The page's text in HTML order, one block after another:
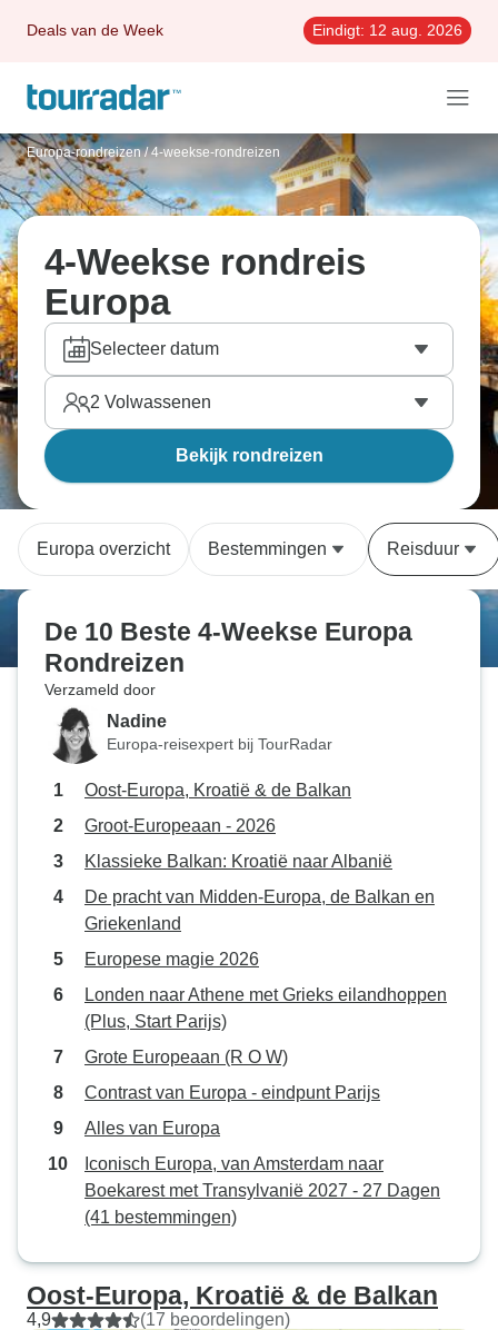
Deals van de Week Eindigt: 12 aug. 2026
Europa-rondreizen / 4-weekse-rondreizen
4-Weekse rondreis
Europa
Selecteer datum
2 Volwassenen
Bekijk rondreizen
Europa overzicht Bestemmingen Reisduur
De 10 Beste 4-Weekse Europa
Rondreizen
Verzameld door
Nadine
Europa-reisexpert bij TourRadar
Oost-Europa, Kroatië & de Balkan
Groot-Europeaan - 2026
Klassieke Balkan: Kroatië naar Albanië
De pracht van Midden-Europa, de Balkan en
Griekenland
Europese magie 2026
Londen naar Athene met Grieks eilandhoppen
(Plus, Start Parijs)
Grote Europeaan (R O W)
Contrast van Europa - eindpunt Parijs
Alles van Europa
Iconisch Europa, van Amsterdam naar
Boekarest met Transylvanië 2027 - 27 Dagen
(41 bestemmingen)
Oost-Europa, Kroatië & de Balkan
4,9 (17 beoordelingen)